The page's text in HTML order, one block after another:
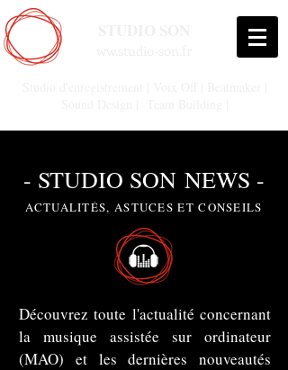
- STUDIO SON NEWS -
ACTUALITÉS, ASTUCES ET CONSEILS
Découvrez toute l'actualité concernant
la musique assistée sur ordinateur
(MAO) et les dernières nouveautés